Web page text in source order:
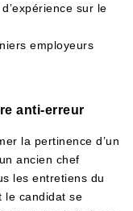
sur le
employeurs
anti-erreur
la pertinence d’un
ancien chef
les entretiens du
le candidat se